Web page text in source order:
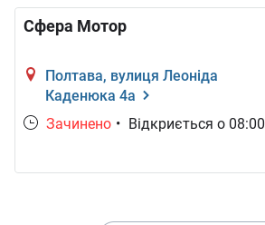
Сфера Мотор
Полтава, вулиця Леоніда
Каденюка 4а
Зачинено • Відкриється о 08:00